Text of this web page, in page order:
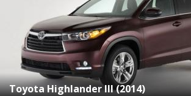
Toyota Highlander III (2014)